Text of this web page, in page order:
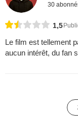
30
1,5
Le film est tellement
aucun intérêt, du fan